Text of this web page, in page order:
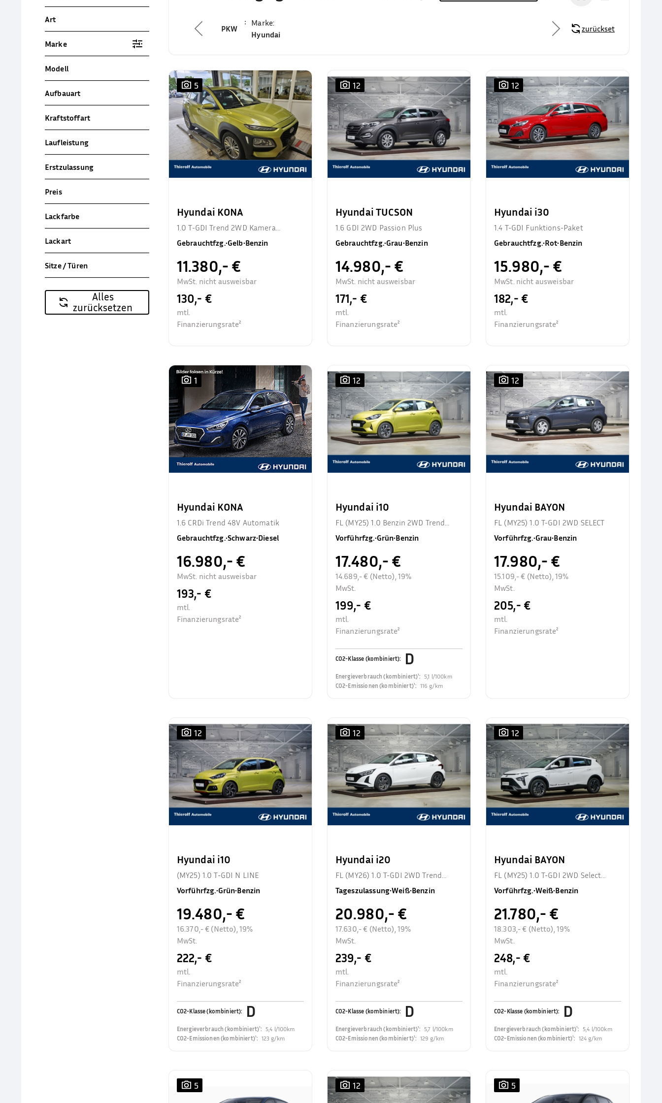
Art
Marke
Modell
Aufbauart
Kraftstoffart
Laufleistung
Erstzulassung
Preis
Lackfarbe
Lackart
Sitze / Türen
Alles
zurücksetzen
PKW
Marke:
Hyundai
zurücksetzen
5
Hyundai KONA
1.0 T-GDI Trend 2WD Kamera
Allwetter Sitzhzg.
Gebrauchtfzg.•Gelb•Benzin
11.380,- €
MwSt. nicht ausweisbar
130,- €
mtl.
Finanzierungsrate²
12
Hyundai TUCSON
1.6 GDI 2WD Passion Plus
Gebrauchtfzg.•Grau•Benzin
14.980,- €
MwSt. nicht ausweisbar
171,- €
mtl.
Finanzierungsrate²
12
Hyundai i30
1.4 T-GDI Funktions-Paket
Gebrauchtfzg.•Rot•Benzin
15.980,- €
MwSt. nicht ausweisbar
182,- €
mtl.
Finanzierungsrate²
1
Hyundai KONA
1.6 CRDi Trend 48V Automatik
Gebrauchtfzg.•Schwarz•Diesel
16.980,- €
MwSt. nicht ausweisbar
193,- €
mtl.
Finanzierungsrate²
12
Hyundai i10
FL (MY25) 1.0 Benzin 2WD Trend
Komfortpaket
Vorführfzg.•Grün•Benzin
17.480,- €
14.689,- € (Netto), 19%
MwSt.
199,- €
mtl.
Finanzierungsrate²
CO2-Klasse (kombiniert): D
Energieverbrauch (kombiniert)¹: 5,1 l/100km
CO2-Emissionen (kombiniert)¹: 116 g/km
12
Hyundai BAYON
FL (MY25) 1.0 T-GDI 2WD SELECT
Vorführfzg.•Grau•Benzin
17.980,- €
15.109,- € (Netto), 19%
MwSt.
205,- €
mtl.
Finanzierungsrate²
12
Hyundai i10
(MY25) 1.0 T-GDI N LINE
Vorführfzg.•Grün•Benzin
19.480,- €
16.370,- € (Netto), 19%
MwSt.
222,- €
mtl.
Finanzierungsrate²
CO2-Klasse (kombiniert): D
Energieverbrauch (kombiniert)¹: 5,4 l/100km
CO2-Emissionen (kombiniert)¹: 123 g/km
12
Hyundai i20
FL (MY26) 1.0 T-GDI 2WD Trend
Rückfahrkamera
Tageszulassung•Weiß•Benzin
20.980,- €
17.630,- € (Netto), 19%
MwSt.
239,- €
mtl.
Finanzierungsrate²
CO2-Klasse (kombiniert): D
Energieverbrauch (kombiniert)¹: 5,7 l/100km
CO2-Emissionen (kombiniert)¹: 129 g/km
12
Hyundai BAYON
FL (MY25) 1.0 T-GDI 2WD Select
Rückfahrkamer
Vorführfzg.•Weiß•Benzin
21.780,- €
18.303,- € (Netto), 19%
MwSt.
248,- €
mtl.
Finanzierungsrate²
CO2-Klasse (kombiniert): D
Energieverbrauch (kombiniert)¹:5,4 l/100km
CO2-Emissionen (kombiniert)¹: 124 g/km
5 12 5